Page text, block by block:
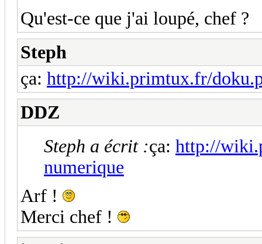
Qu'est-ce que j'ai loupé, chef ?
Steph
ça: http://wiki.primtux.fr/
DDZ
Steph a écrit :ça: http://
numerique
Arf !
Merci chef !